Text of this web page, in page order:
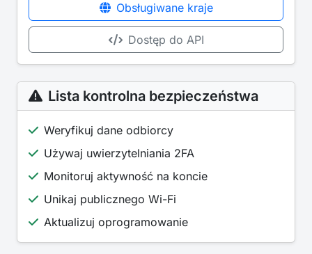
Obsługiwane kraje
Dostęp do API
Lista kontrolna bezpieczeństwa
Weryfikuj dane odbiorcy
Używaj uwierzytelniania 2FA
Monitoruj aktywność na koncie
Unikaj publicznego Wi-Fi
Aktualizuj oprogramowanie